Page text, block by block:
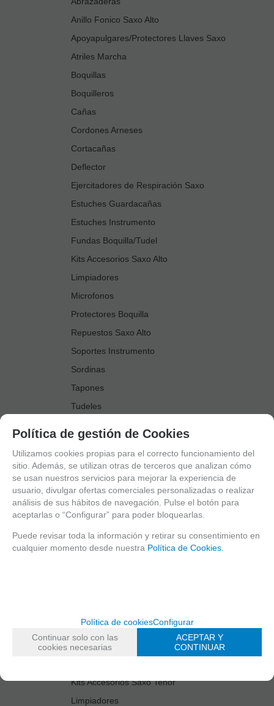
Anillo Fonico Saxo Alto
Apoyapulgares/Protectores Llaves Saxo
Atriles Marcha
Boquillas
Boquilleros
Cañas
Cordones Arneses
Cortacañas
Deflector
Ejercitadores de Respiración Saxo
Estuches Guardacañas
Estuches Instrumento
Fundas Boquilla/Tudel
Kits Accesorios Saxo Alto
Limpiadores
Microfonos
Protectores Boquilla
Repuestos Saxo Alto
Soportes Instrumento
Sordinas
Tapones
Tudeles
Accesorios Saxo Tenor
Abrazaderas
Anillo Fonico Saxo Tenor
Atriles Marcha
Boquillas
Boquilleros
Cañas
Estuches Guardacañas
Estuches Instrumento
Kits Accesorios Saxo Tenor
Limpiadores
Política de gestión de Cookies
Utilizamos cookies propias para el correcto funcionamiento del
sitio. Además, se utilizan otras de terceros que analizan cómo
se usan nuestros servicios para mejorar la experiencia de
usuario, divulgar ofertas comerciales personalizadas o realizar
análisis de sus hábitos de navegación. Pulse el botón para
aceptarlas o “Configurar” para poder bloquearlas.
Puede revisar toda la información y retirar su consentimiento en
cualquier momento desde nuestra Política de Cookies.
Política de cookiesConfigurar
Continuar solo con las
cookies necesarias
ACEPTAR Y
CONTINUAR